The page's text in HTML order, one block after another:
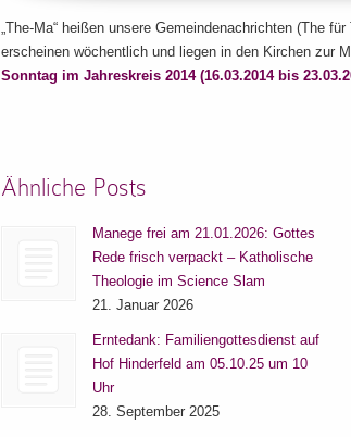
„The-Ma“ heißen unsere Gemeindenachrichten (The
erscheinen wöchentlich und liegen in den Kirchen zur
Sonntag im Jahreskreis 2014 (16.03.2014 bis
Ähnliche Posts
Manege frei am 21.01.2026: Gottes
Rede frisch verpackt – Katholische
Theologie im Science Slam
21. Januar 2026
Erntedank: Familiengottesdienst auf
Hof Hinderfeld am 05.10.25 um 10
Uhr
28. September 2025